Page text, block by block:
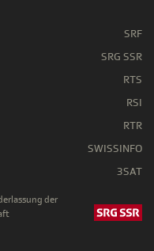
SRF
SRG SSR
RTS
RSI
RTR
SWISSINFO
3SAT
der